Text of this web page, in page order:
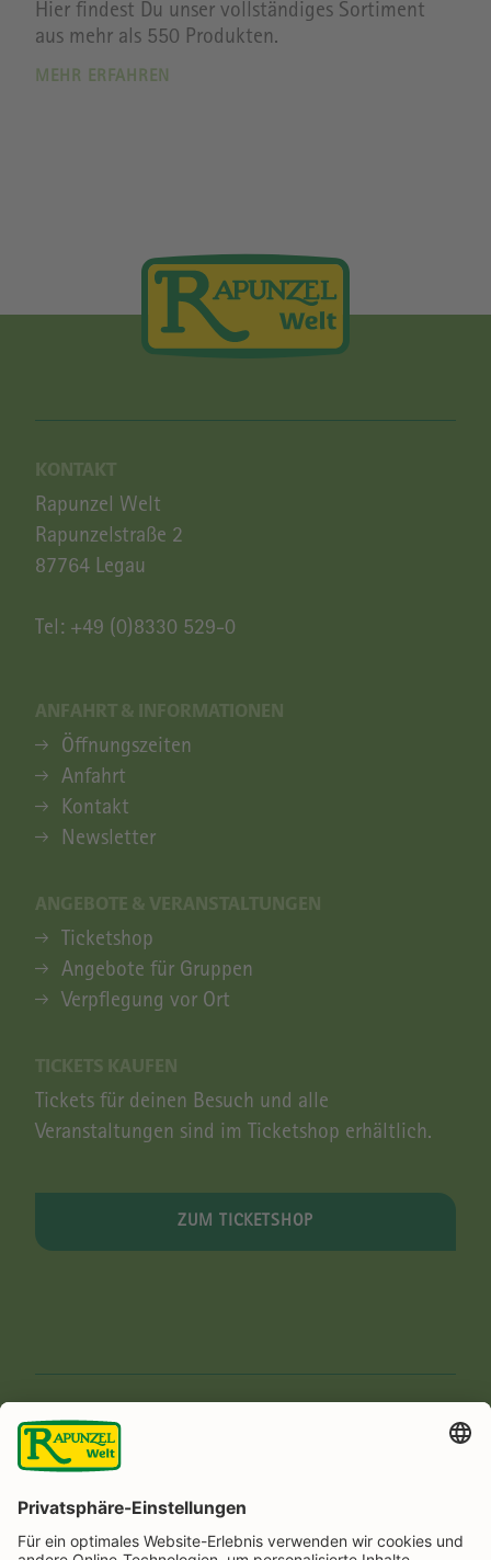
Hier findest Du unser vollständiges Sortiment
aus mehr als 550 Produkten.
MEHR ERFAHREN
KONTAKT
Rapunzel Welt
Rapunzelstraße 2
87764 Legau
Tel: +49 (0)8330 529-0
ANFAHRT & INFORMATIONEN
ANFAHRT & INFORMATIONEN
Öffnungszeiten
Anfahrt
Kontakt
Newsletter
ANGEBOTE & VERANSTALTUNGEN
ANGEBOTE & VERANSTALTUNGEN
Ticketshop
Angebote für Gruppen
Verpflegung vor Ort
TICKETS KAUFEN
Tickets für deinen Besuch und alle
Veranstaltungen sind im Ticketshop erhältlich.
ZUM TICKETSHOP